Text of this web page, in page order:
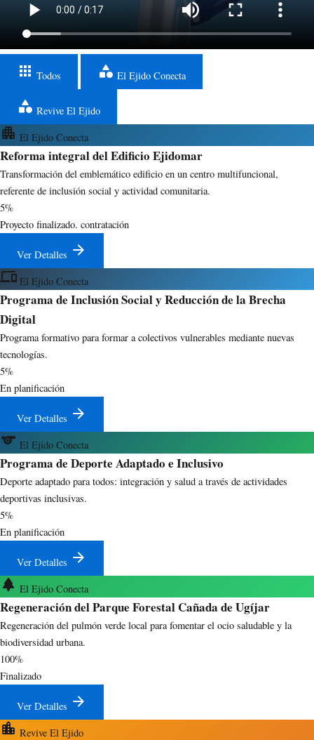
apps Todos category El Ejido Conecta
category Revive El Ejido
apartment El Ejido Conecta
Reforma integral del Edificio Ejidomar
Transformación del emblemático edificio en un centro multifuncional,
referente de inclusión social y actividad comunitaria.
5%
Proyecto finalizado. contratación
Ver Detalles arrow_forward
devices El Ejido Conecta
Programa de Inclusión Social y Reducción de la Brecha
Digital
Programa formativo para formar a colectivos vulnerables mediante nuevas
tecnologías.
5%
En planificación
Ver Detalles arrow_forward
sports El Ejido Conecta
Programa de Deporte Adaptado e Inclusivo
Deporte adaptado para todos: integración y salud a través de actividades
deportivas inclusivas.
5%
En planificación
Ver Detalles arrow_forward
park El Ejido Conecta
Regeneración del Parque Forestal Cañada de Ugíjar
Regeneración del pulmón verde local para fomentar el ocio saludable y la
biodiversidad urbana.
100%
Finalizado
Ver Detalles arrow_forward
location_city Revive El Ejido